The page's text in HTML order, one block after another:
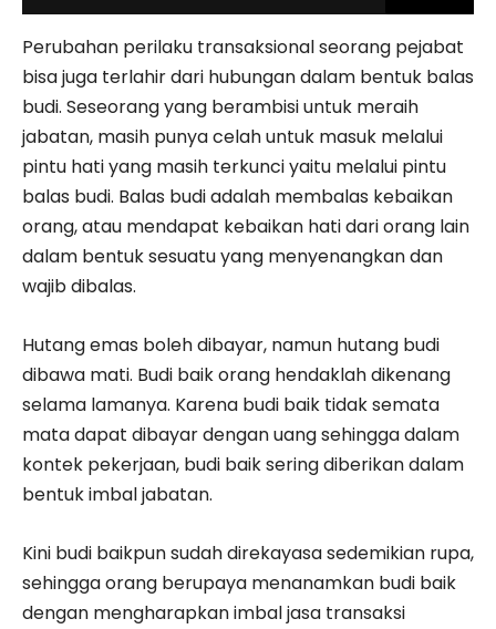
Perubahan perilaku transaksional seorang pejabat
bisa juga terlahir dari hubungan dalam bentuk balas
budi. Seseorang yang berambisi untuk meraih
jabatan, masih punya celah untuk masuk melalui
pintu hati yang masih terkunci yaitu melalui pintu
balas budi. Balas budi adalah membalas kebaikan
orang, atau mendapat kebaikan hati dari orang lain
dalam bentuk sesuatu yang menyenangkan dan
wajib dibalas.
Hutang emas boleh dibayar, namun hutang budi
dibawa mati. Budi baik orang hendaklah dikenang
selama lamanya. Karena budi baik tidak semata
mata dapat dibayar dengan uang sehingga dalam
kontek pekerjaan, budi baik sering diberikan dalam
bentuk imbal jabatan.
Kini budi baikpun sudah direkayasa sedemikian rupa,
sehingga orang berupaya menanamkan budi baik
dengan mengharapkan imbal jasa transaksi